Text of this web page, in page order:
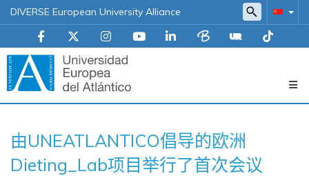
DIVERSE European University Alliance
principal
由UNEATLANTICO倡导的欧洲
Dieting_Lab项目举行了首次会议